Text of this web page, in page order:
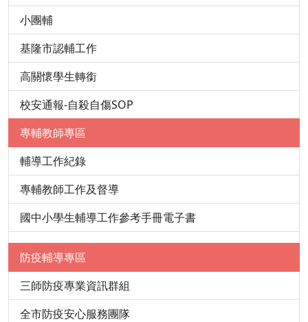
小團輔
基隆市認輔工作
高關懷學生轉銜
校安通報-自殺自傷SOP
專輔教師專區
輔導工作紀錄
專輔教師工作及督導
國中小學生輔導工作參考手冊電子書
防疫輔導專區
三師防疫專業資訊群組
全市防疫安心服務團隊